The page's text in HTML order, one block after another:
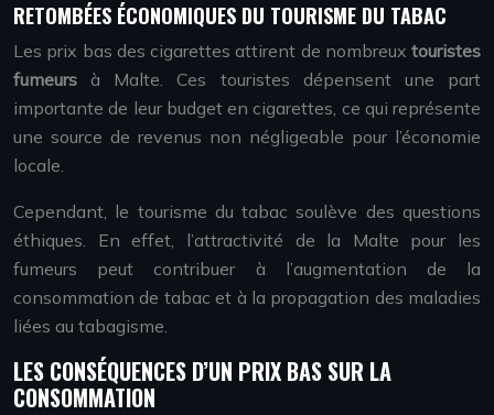
RETOMBÉES ÉCONOMIQUES DU TOURISME DU TABAC
Les prix bas des cigarettes attirent de nombreux touristes
fumeursà Malte. Ces touristes dépensent une part
importante de leur budget en cigarettes, ce qui représente
une source de revenus non négligeable pour l’économie
locale.
Cependant, le tourisme du tabac soulève des questions
éthiques. En effet, l’attractivité de la Malte pour les
fumeurs peut contribuer à l’augmentation de la
consommation de tabac et à la propagation des maladies
liées au tabagisme.
LES CONSÉQUENCES D’UN PRIX BAS SUR LA
CONSOMMATION